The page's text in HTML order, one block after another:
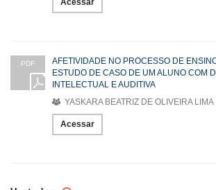
PDF
AFETIVIDADE NO PROCESSO DE
ESTUDO DE CASO DE UM ALUNO COM
INTELECTUAL E AUDITIVA
YASKARA BEATRIZ DE OLIVEIRA LIMA
Acessar